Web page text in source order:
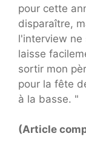
pour cette
disparaître,
l'interview ne
laisse
sortir mon
pour la fête
à la basse. "
(Article